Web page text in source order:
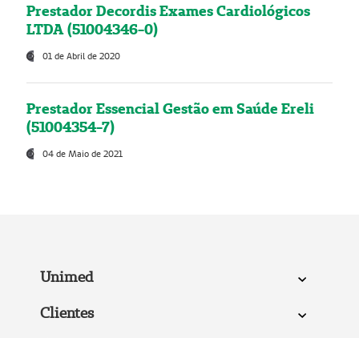
Prestador Decordis Exames Cardiológicos
LTDA (51004346-0)
01 de Abril de 2020
Prestador Essencial Gestão em Saúde Ereli
(51004354-7)
04 de Maio de 2021
Unimed
Clientes